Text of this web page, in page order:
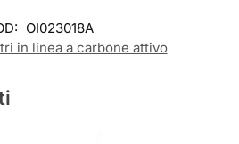
OI023018A
in linea a carbone attivo